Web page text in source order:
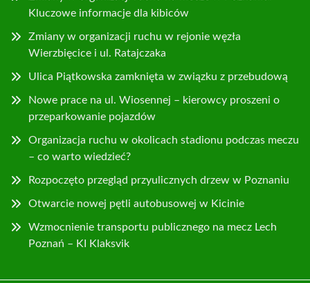
Kluczowe informacje dla kibiców
Zmiany w organizacji ruchu w rejonie węzła
Wierzbięcice i ul. Ratajczaka
Ulica Piątkowska zamknięta w związku z przebudową
Nowe prace na ul. Wiosennej – kierowcy proszeni o
przeparkowanie pojazdów
Organizacja ruchu w okolicach stadionu podczas meczu
– co warto wiedzieć?
Rozpoczęto przegląd przyulicznych drzew w Poznaniu
Otwarcie nowej pętli autobusowej w Kicinie
Wzmocnienie transportu publicznego na mecz Lech
Poznań – KI Klaksvik